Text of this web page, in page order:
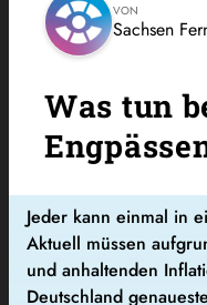
VON
Sachsen
Was tun
Jeder kann einmal in
Aktuell müssen
und anhaltenden
Deutschland